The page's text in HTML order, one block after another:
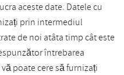
aceste date. Datele cu
prin intermediul
de noi atâta timp cât este
întrebarea
poate cere să furnizați